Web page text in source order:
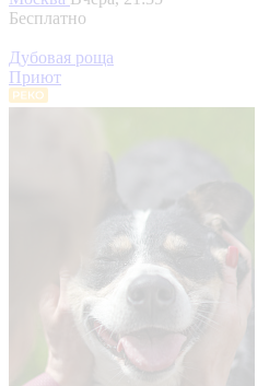
Бесплатно
Дубовая роща
Приют